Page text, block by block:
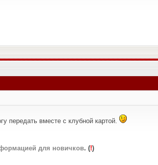
передать вместе с клубной картой.
для новичков. (!)